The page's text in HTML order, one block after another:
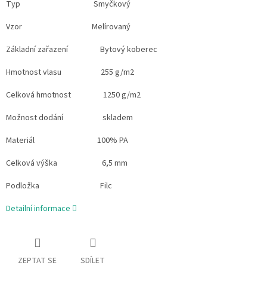
Typ Smyčkový
Vzor Melírovaný
Základní zařazení Bytový koberec
Hmotnost vlasu 255 g/m2
Celková hmotnost 1250 g/m2
Možnost dodání skladem
Materiál 100% PA
Celková výška 6,5 mm
Podložka Filc
Detailní informace
ZEPTAT SE SDÍLET